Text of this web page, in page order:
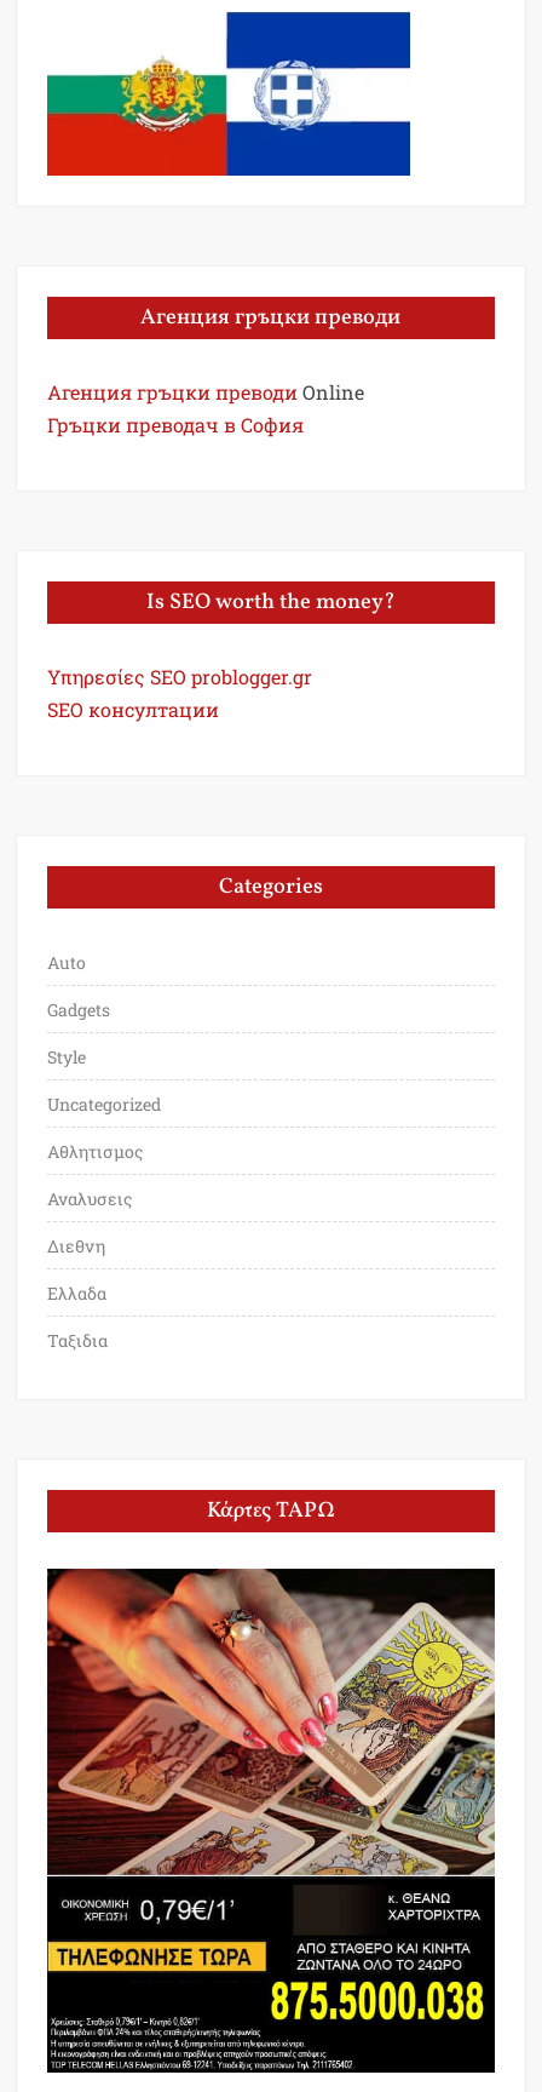
Агенция гръцки преводи
Агенция гръцки преводиOnline
Гръцки преводач в София
Is SEO worth the money?
Υπηρεσίες SEO problogger.gr
SEO консултации
Categories
Auto
Gadgets
Style
Uncategorized
Αθλητισμος
Αναλυσεις
Διεθνη
Ελλαδα
Ταξιδια
Κάρτες ΤΑΡΩ